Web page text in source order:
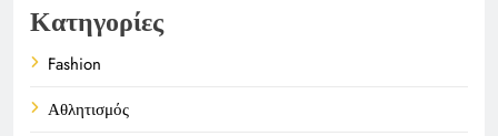
Κατηγορίες
Fashion
Αθλητισμός